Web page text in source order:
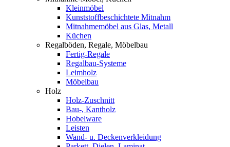
Kleinmöbel
Kunststoffbeschichtete Mitnahm
Mitnahmemöbel aus Glas, Metall
Küchen
Regalböden, Regale, Möbelbau
Fertig-Regale
Regalbau-Systeme
Leimholz
Möbelbau
Holz
Holz-Zuschnitt
Bau-, Kantholz
Hobelware
Leisten
Wand- u. Deckenverkleidung